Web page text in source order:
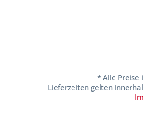
* Alle Preise
Lieferzeiten gelten